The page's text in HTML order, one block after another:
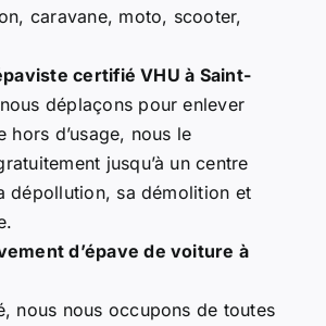
caravane, moto, scooter,
certifié VHU à Saint-
déplaçons pour enlever
hors d’usage, nous le
jusqu’à un centre
dépollution, sa démolition et
d’épave de voiture à
nous nous occupons de toutes